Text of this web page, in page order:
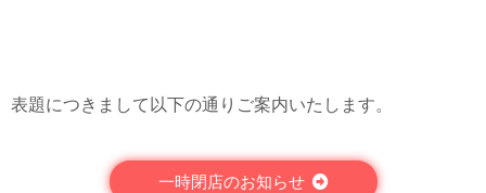
表題につきまして以下の通りご案内いたします。
一時閉店のお知らせ